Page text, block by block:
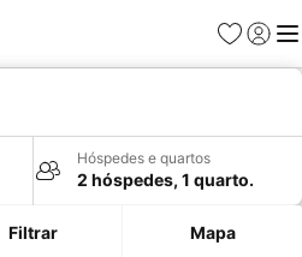
Favoritos
Iniciar
Hóspedes e quartos
2 hóspedes, 1 quarto.
Filtrar Mapa